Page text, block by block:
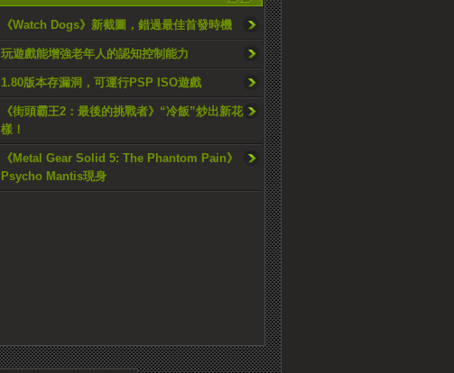
《Watch Dogs》新截圖，錯過最佳首發時機
玩遊戲能增強老年人的認知控制能力
1.80版本存漏洞，可運行PSP ISO遊戲
《街頭霸王2：最後的挑戰者》“冷飯”炒出新花
樣！
《Metal Gear Solid 5: The Phantom Pain》
Psycho Mantis現身